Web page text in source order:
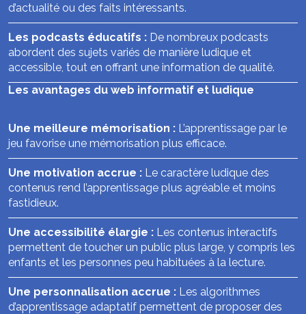
d’actualité ou des faits intéressants.
Les podcasts éducatifs : De nombreux podcasts
abordent des sujets variés de manière ludique et
accessible, tout en offrant une information de qualité.
Les avantages du web informatif et ludique
Une meilleure mémorisation : L’apprentissage par le
jeu favorise une mémorisation plus efficace.
Une motivation accrue : Le caractère ludique des
contenus rend l’apprentissage plus agréable et moins
fastidieux.
Une accessibilité élargie : Les contenus interactifs
permettent de toucher un public plus large, y compris les
enfants et les personnes peu habituées à la lecture.
Une personnalisation accrue : Les algorithmes
d’apprentissage adaptatif permettent de proposer des